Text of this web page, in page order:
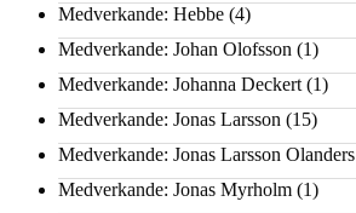
Medverkande: Hebbe (4)
Medverkande: Johan Olofsson (1)
Medverkande: Johanna Deckert (1)
Medverkande: Jonas Larsson (15)
Medverkande: Jonas Larsson Olanders
Medverkande: Jonas Myrholm (1)